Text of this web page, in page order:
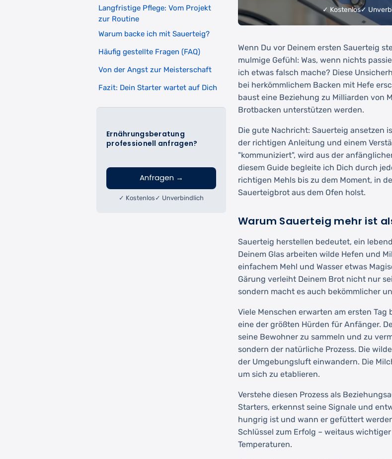
Ernährungsberatung
professionell anfragen?
Anfragen →
✓ Kostenlos ✓ Unverbindlich
Langfristige Pflege: Vom Projekt
zur Routine
Warum backe ich mit Sauerteig?
Häufig gestellte Fragen (FAQ)
Von der Angst zur Meisterschaft
Fazit: Dein Starter wartet auf Dich
✓ Kostenlos✓
Wenn Du vor Deinem ersten Sauerteig
mulmige Gefühl: Was, wenn nichts
ich etwas falsch mache? Diese
bei herkömmlichem Backen mit Hefe
baust eine Beziehung zu Milliarden von
Brotbacken unterstützen werden.
Die gute Nachricht: Sauerteig ansetzen
der richtigen Anleitung und einem
"kommuniziert", wird aus der
diesem Guide begleite ich Dich durch
richtigen Mehls bis zu dem Moment, in
Sauerteigbrot aus dem Ofen holst.
Warum Sauerteig mehr ist
Sauerteig herstellen bedeutet, ein
Deinem Glas arbeiten wilde Hefen und
einfachem Mehl und Wasser etwas
Gärung verleiht Deinem Brot nicht nur
sondern macht es auch bekömmlicher
Viele Menschen erwarten am ersten
eine der größten Hürden für Anfänger.
seine Bewohner zu sammeln und zu
sondern der natürliche Prozess. Die
der Umgebungsluft einwandern. Die
um sich zu etablieren.
Verstehe diesen Prozess als
Starters, erkennst seine Signale und
hungrig ist und wann er gefüttert
Schlüssel zum Erfolg – weitaus
Temperaturen.